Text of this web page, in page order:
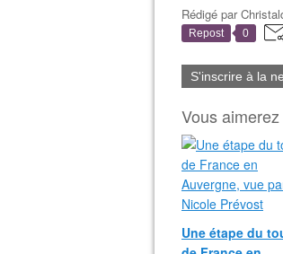
Rédigé par
Repost 0
S'inscrire à la
Vous
Une étape du